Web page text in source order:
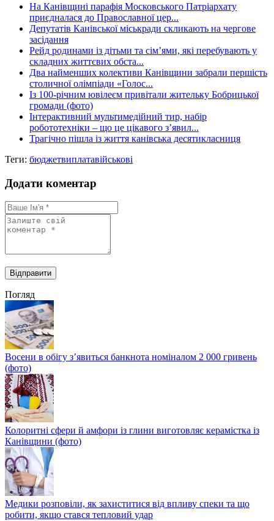
На Канівщині парафія Московського Патріархату
приєдналася до Православної цер...
Депутатів Канівської міськради скликають на чергове
засідання
Рейд родинами із дітьми та сім’ями, які перебувають у
складних життєвих обста...
Два найменших колективи Канівщини забрали першість
столичної олімпіади «Голос...
Із 100-річним ювілеєм привітали жительку Бобрицької
громади (фото)
Інтерактивний мультимедійний тир, набір
робототехніки – що це цікавого з’явил...
Трагічно пішла із життя канівська десятикласниця
Теги: бюджетвиплатавійськові
Додати коментар
Погляд
Восени в обігу з’явиться банкнота номіналом 2 000 гривень
(фото)
Колоритні сфери й амфори із глини виготовляє керамістка із
Канівщини (фото)
Медики розповіли, як захиститися від впливу спеки та що
робити, якщо стався тепловий удар